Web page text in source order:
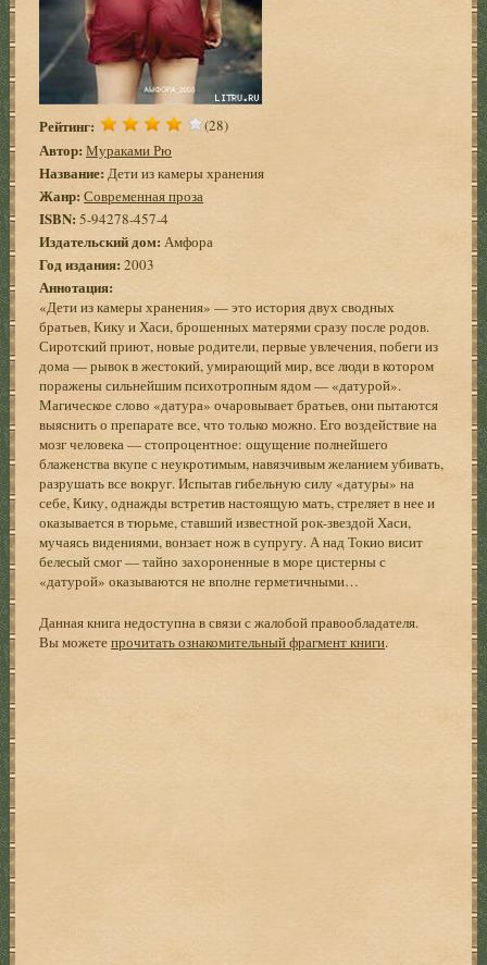
Рейтинг: (28)
Автор: Мураками Рю
Название: Дети из камеры хранения
Жанр: Современная проза
ISBN: 5-94278-457-4
Издательский дом:Амфора
Год издания: 2003
Аннотация:
«Дети из камеры хранения» — это история двух сводных
братьев, Кику и Хаси, брошенных матерями сразу после родов.
Сиротский приют, новые родители, первые увлечения, побеги из
дома — рывок в жестокий, умирающий мир, все люди в котором
поражены сильнейшим психотропным ядом — «датурой».
Магическое слово «датура» очаровывает братьев, они пытаются
выяснить о препарате все, что только можно. Его воздействие на
мозг человека — стопроцентное: ощущение полнейшего
блаженства вкупе с неукротимым, навязчивым желанием убивать,
разрушать все вокруг. Испытав гибельную силу «датуры» на
себе, Кику, однажды встретив настоящую мать, стреляет в нее и
оказывается в тюрьме, ставший известной рок-звездой Хаси,
мучаясь видениями, вонзает нож в супругу. А над Токио висит
белесый смог — тайно захороненные в море цистерны с
«датурой» оказываются не вполне герметичными…
Данная книга недоступна в связи с жалобой правообладателя.
Вы можетепрочитать ознакомительный фрагмент книги.